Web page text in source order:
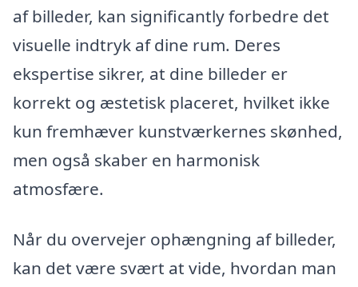
af billeder, kan significantly forbedre det
visuelle indtryk af dine rum. Deres
ekspertise sikrer, at dine billeder er
korrekt og æstetisk placeret, hvilket ikke
kun fremhæver kunstværkernes skønhed,
men også skaber en harmonisk
atmosfære.
Når du overvejer ophængning af billeder,
kan det være svært at vide, hvordan man